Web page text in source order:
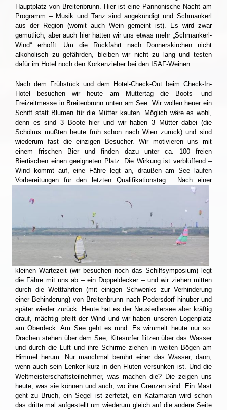
Hauptplatz von Breitenbrunn. Hier ist eine Pannonische Nacht am
Programm – Musik und Tanz sind angekündigt und Schmankerl
aus der Region (womit auch Wein gemeint ist). Es wird zwar
gemütlich, aber auch hier hätten wir uns etwas mehr „Schmankerl-
Wind“ erhofft. Um die Rückfahrt nach Donnerskirchen nicht
alkoholisch zu gefährden, bleiben wir nicht zu lang und testen
dafür im Hotel noch den Korkenzieher bei den ISAF-Weinen.
Nach dem Frühstück und dem Hotel-Check-Out beim Check-In-
Hotel besuchen wir heute am Muttertag die Boots- und
Freizeitmesse in Breitenbrunn unten am See. Wir wollen heuer ein
Schiff statt Blumen für die Mütter kaufen. Möglich wäre es wohl,
denn es sind 3 Boote hier und wir haben 3 Mütter dabei (die
Schölms mußten heute früh schon nach Wien zurück) und sind
wiederum fast die einzigen Besucher. Wir motivieren uns mit
einem frischen Bier und finden dazu unter ca. 100 freien
Biertischen einen geeigneten Platz. Die Wirkung ist verblüffend –
Wind kommt auf, eine Fähre legt an, draußen am See laufen
Vorbereitungen für den letzten Qualifikationstag.
Nach einer
kleinen Wartezeit (wir besuchen noch das Schilfsymposium) legt
die Fähre mit uns ab – ein Doppeldecker – und wir ziehen mitten
durch die Wettfahrten (mit einigen Schwenks zur Verhinderung
einer Behinderung) von Breitenbrunn nach Podersdorf hinüber und
später wieder zurück. Heute hat es der Neusiedlersee aber kräftig
drauf, mächtig pfeift der Wind und wir haben unseren Logenplatz
am Oberdeck. Am See geht es rund. Es wimmelt heute nur so.
Drachen stehen über dem See, Kitesurfer flitzen über das Wasser
und durch die Luft und ihre Schirme ziehen in weiten Bögen am
Himmel herum. Nur manchmal berührt einer das Wasser, dann,
wenn auch sein Lenker kurz in den Fluten versunken ist. Und die
Weltmeisterschaftsteilnehmer, was machen die? Die zeigen uns
heute, was sie können und auch, wo ihre Grenzen sind. Ein Mast
geht zu Bruch, ein Segel ist zerfetzt, ein Katamaran wird schon
das dritte mal aufgestellt um wiederum gleich auf die andere Seite